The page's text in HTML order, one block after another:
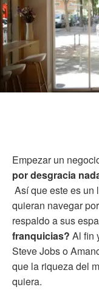
Empezar un
por desgracia
Así que este es un
quieran navegar
respaldo a sus
franquicias? Al fin
Steve Jobs o
que la riqueza del
quiera.